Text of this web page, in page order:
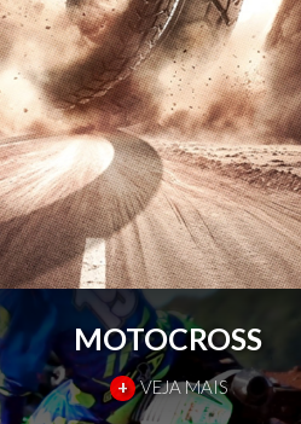
MOTOCROSS
+ VEJA MAIS